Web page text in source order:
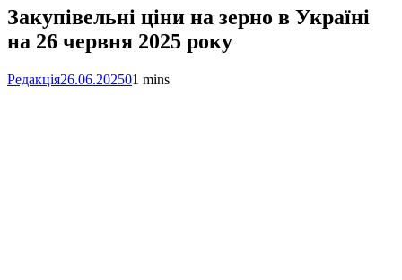
Закупівельні ціни на зерно в Україні
на 26 червня 2025 року
Редакція26.06.202501 mins